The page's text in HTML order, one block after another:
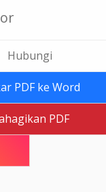
Hubungi
PDF ke Word
PDF